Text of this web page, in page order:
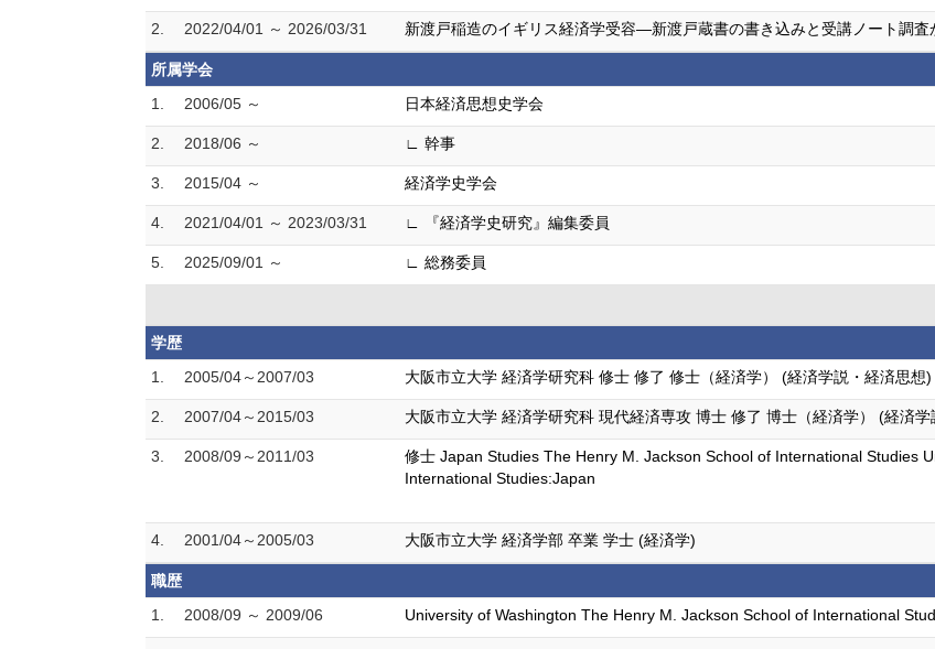
2. 2022/04/01 ～ 2026/03/31 新渡戸稲造のイギリス経済学受容―新渡戸蔵書の書き込みと受講ノート調査
所属学会
1.
2006/05 ～ 日本経済思想史学会
2. 2018/06 ～ ∟ 幹事
3. 2015/04 ～ 経済学史学会
4. 2021/04/01 ～ 2023/03/31 ∟ 『経済学史研究』編集委員
5. 2025/09/01 ～ ∟ 総務委員
学歴
1.
2005/04～2007/03 大阪市立大学 経済学研究科 修士 修了 修士（経済学） (経済学説・経済思想)
2. 2007/04～2015/03 大阪市立大学 経済学研究科 現代経済専攻 博士 修了 博士（経済学） (経済学
3. 2008/09～2011/03
修士 Japan Studies The Henry M. Jackson School of International Studies
International Studies:Japan
4. 2001/04～2005/03 大阪市立大学 経済学部 卒業 学士 (経済学)
職歴
1.
2008/09 ～ 2009/06 University of Washington The Henry M. Jackson School of International